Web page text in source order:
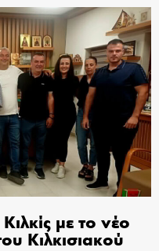
με το νέο
Κιλκισιακού